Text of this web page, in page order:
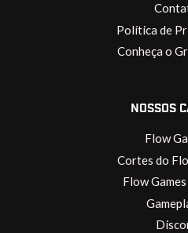
Política de
Conheça o
NOSSOS
Flow
Cortes do
Flow